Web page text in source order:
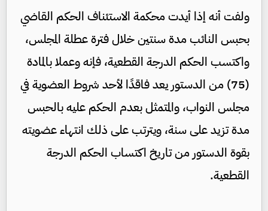
ولفت أنه إذا أيدت محكمة الاستئناف الحكم القاضي
بحبس النائب مدة سنتين خلال فترة عطلة المجلس،
واكتسب الحكم الدرجة القطعية، فإنه وعملا بالمادة
(75) من الدستور يعد فاقدًا لأحد شروط العضوية في
مجلس النواب، والمتمثل بعدم الحكم عليه بالحبس
مدة تزيد على سنة، ويترتب على ذلك انتهاء عضويته
بقوة الدستور من تاريخ اكتساب الحكم الدرجة
القطعية.